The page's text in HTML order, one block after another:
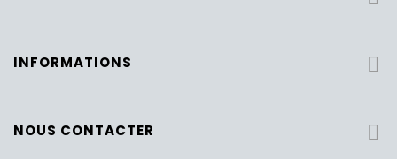
INFORMATIONS 
NOUS CONTACTER 